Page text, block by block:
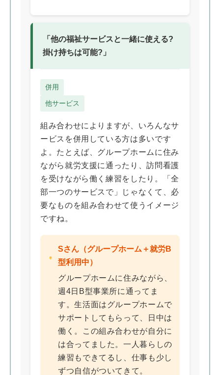
「他の福祉サービスと一緒に使える?
掛け持ちは可能?」
併用
他サービス
組み合わせによりますが、いろんなサ
ービスを併用している方は多いです
よ。たとえば、グループホームに住み
ながら就労支援に通ったり、訪問看護
を受けながら働く練習をしたり。「全
部一つのサービスで」じゃなくて、必
要なものを組み合わせて使うイメージ
ですね。
Sさん（グループホーム＋就労B
型利用中）
グループホームに住みながら、
週4日B型事業所に通ってま
す。生活面はグループホームで
サポートしてもらって、日中は
働く。この組み合わせが自分に
は合ってました。一人暮らしの
練習もできてるし、仕事も少し
ずつ自信がついてきて。